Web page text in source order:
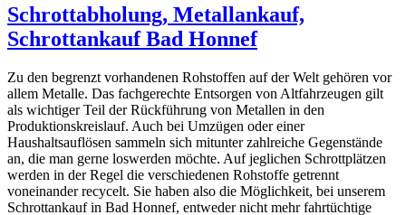
Schrottabholung, Metallankauf,
Schrottankauf Bad Honnef
Zu den begrenzt vorhandenen Rohstoffen auf der Welt gehören vor
allem Metalle. Das fachgerechte Entsorgen von Altfahrzeugen gilt
als wichtiger Teil der Rückführung von Metallen in den
Produktionskreislauf. Auch bei Umzügen oder einer
Haushaltsauflösen sammeln sich mitunter zahlreiche Gegenstände
an, die man gerne loswerden möchte. Auf jeglichen Schrottplätzen
werden in der Regel die verschiedenen Rohstoffe getrennt
voneinander recycelt. Sie haben also die Möglichkeit, bei unserem
Schrottankauf in Bad Honnef, entweder nicht mehr fahrtüchtige